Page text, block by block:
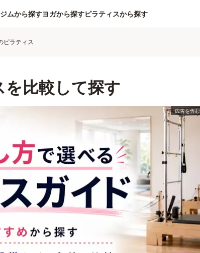
ムから探すヨガから探すピラティスから探す
ピラティス
比較して探す